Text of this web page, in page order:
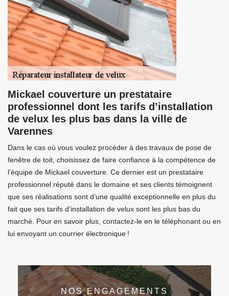
Mickael couverture un prestataire
professionnel dont les tarifs d’installation
de velux les plus bas dans la ville de
Varennes
Dans le cas où vous voulez procéder à des travaux de pose de
fenêtre de toit, choisissez de faire confiance à la compétence de
l’équipe de Mickael couverture. Ce dernier est un prestataire
professionnel réputé dans le domaine et ses clients témoignent
que ses réalisations sont d’une qualité exceptionnelle en plus du
fait que ses tarifs d’installation de velux sont les plus bas du
marché. Pour en savoir plus, contactez-le en le téléphonant ou en
lui envoyant un courrier électronique !
NOS ENGAGEMENTS